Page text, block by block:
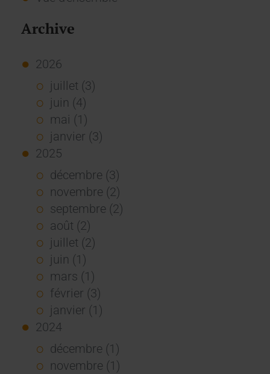
Archive
2026
juillet (3)
juin (4)
mai (1)
janvier (3)
2025
décembre (3)
novembre (2)
septembre (2)
août (2)
juillet (2)
juin (1)
mars (1)
février (3)
janvier (1)
2024
décembre (1)
novembre (1)